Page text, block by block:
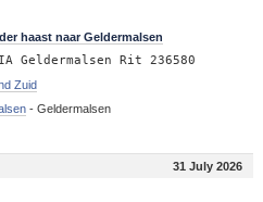
haast naar Geldermalsen
Geldermalsen Rit 236580
Zuid
- Geldermalsen
31 July 2026